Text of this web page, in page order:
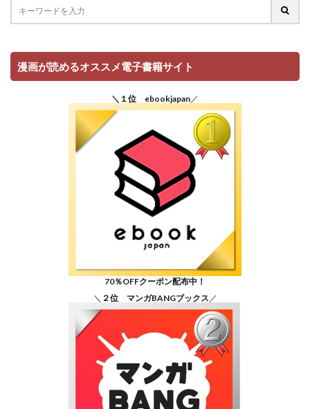
漫画が読めるオススメ電子書籍サイト
＼１位 ebookjapan／
70％OFFクーポン配布中！
＼ ２位 マンガBANGブックス ／